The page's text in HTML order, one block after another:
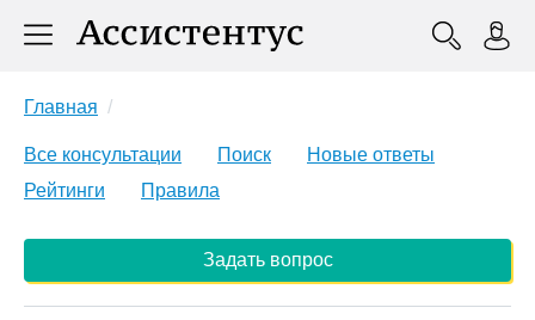
Главная
Все консультации Поиск
Новые ответы
Рейтинги
Правила
Задать вопрос